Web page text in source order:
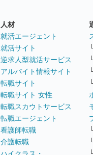
人材
就活エージェント
就活サイト
逆求人型就活サービス
アルバイト情報サイト
転職サイト
転職サイト 女性
転職スカウトサービス
転職エージェント
看護師転職
介護転職